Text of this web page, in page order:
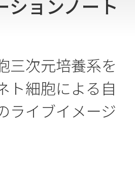
ションノート
三次元培養系を
ト細胞による自
ライブイメージ